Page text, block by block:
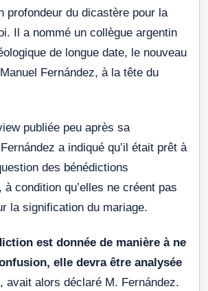
profondeur du dicastère pour la
Il a nommé un collègue argentin
de longue date, le nouveau
Fernández, à la tête du
publiée peu après sa
a indiqué qu’il était prêt à
des bénédictions
à condition qu’elles ne créent pas
la signification du mariage.
est donnée de manière à ne
elle devra être analysée
avait alors déclaré M. Fernández.